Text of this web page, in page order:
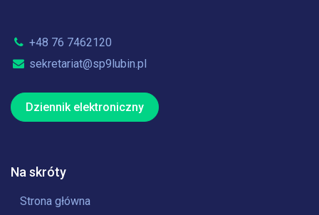
+48 76 7462120
sekretariat@sp9lubin.pl
Dziennik elektroniczny
Na skróty
Strona główna